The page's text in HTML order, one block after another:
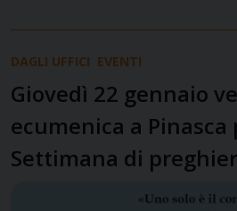
DAGLI UFFICI EVENTI
Giovedì 22 gennaio
ecumenica a Pinasca
Settimana di